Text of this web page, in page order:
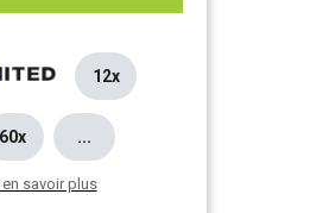
12x
60x ...
savoir plus